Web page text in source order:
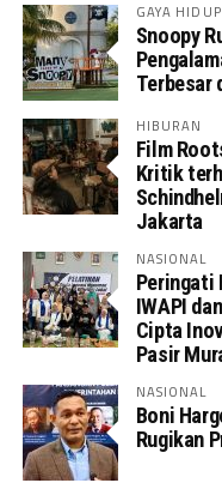
GAYA HIDUP
Snoopy
Terbesar
HIBURAN
Film
Kritik
Jakarta
NASIONAL
Peringati
IWAPI
Cipta
Pasir
NASIONAL
Boni
Rugikan